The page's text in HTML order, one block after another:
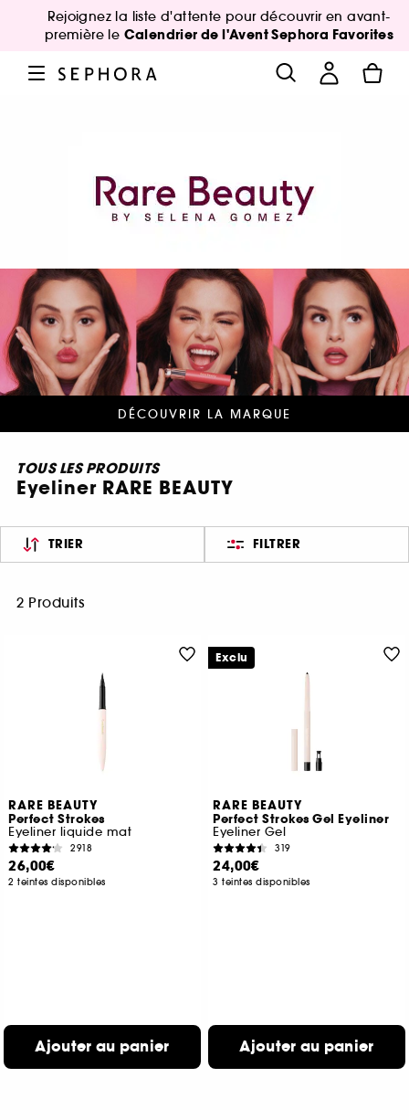
Rejoignez la liste d'attente pour découvrir en avant-
première le Calendrier de l'Avent Sephora Favorites
DÉCOUVRIR LA MARQUE
TOUS LES PRODUITS
Eyeliner RARE BEAUTY
TRIER FILTRER
2 Produits
RARE BEAUTY
Perfect Strokes
Eyeliner liquide mat
2918
26,00€
2 teintes disponibles
Ajouter au panier
RARE BEAUTY
Perfect Strokes Gel Eyeliner
Eyeliner Gel
319
24,00€
3 teintes disponibles
Ajouter au panier
Exclu